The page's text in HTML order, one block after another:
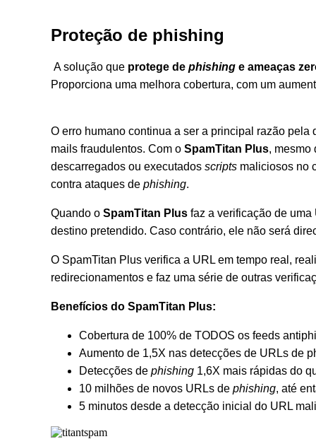
Proteção de phishing
A solução que protege de phishing e ameaças
Proporciona uma melhora cobertura, com um
O erro humano continua a ser a principal razão pela
mails fraudulentos. Com o SpamTitan Plus, mesmo
descarregados ou executados scripts maliciosos no
contra ataques de phishing.
Quando o SpamTitan Plus faz a verificação de
destino pretendido. Caso contrário, ele não será
O SpamTitan Plus verifica a URL em tempo real,
redirecionamentos e faz uma série de outras
Benefícios do SpamTitan Plus:
Cobertura de 100% de TODOS os feeds
Aumento de 1,5X nas detecções de URLs de
Detecções de phishing 1,6X mais rápidas do
10 milhões de novos URLs de phishing, até
5 minutos desde a detecção inicial do URL